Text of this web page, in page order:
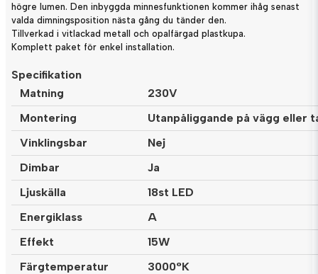
högre lumen. Den inbyggda minnesfunktionen kommer ihåg senast
valda dimningsposition nästa gång du tänder den.
Tillverkad i vitlackad metall och opalfärgad plastkupa.
Komplett paket för enkel installation.
Specifikation
Matning
230V
Montering
Utanpåliggande på vägg eller
Vinklingsbar
Nej
Dimbar
Ja
Ljuskälla
18st LED
Energiklass
A
Effekt
15W
Färgtemperatur
3000°K